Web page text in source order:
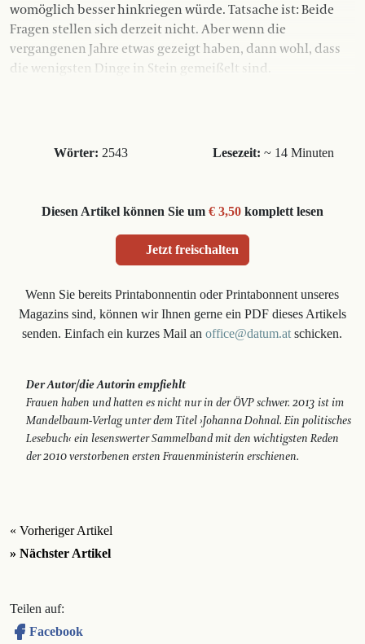
womöglich besser hinkriegen würde. Tatsache ist: Beide
Fragen stellen sich derzeit nicht. Aber wenn die
vergangenen Jahre etwas gezeigt haben, dann wohl, dass
die wenigsten Dinge in Stein gemeißelt sind.
Wörter: 2543 Lesezeit: ~ 14 Minuten
Diesen Artikel können Sie um € 3,50komplett lesen
Jetzt freischalten
Wenn Sie bereits Printabonnentin oder Printabonnent unseres
Magazins sind, können wir Ihnen gerne ein PDF dieses Artikels
senden. Einfach ein kurzes Mail anoffice@datum.at schicken.
Der Autor/die Autorin empfiehlt
Frauen haben und hatten es nicht nur in der ÖVP schwer. 2013 ist im
Mandelbaum-­Verlag unter dem Titel ›Johanna Dohnal. Ein politisches
Lesebuch‹ ein lesenswerter Sammelband mit den wichtigsten Reden
der 2010 verstorbenen ersten Frauenministerin erschienen.
« Vorheriger Artikel
» Nächster Artikel
Teilen auf:
Facebook